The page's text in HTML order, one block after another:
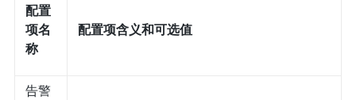
配置
项名
称
配置项含义和可选值
告警